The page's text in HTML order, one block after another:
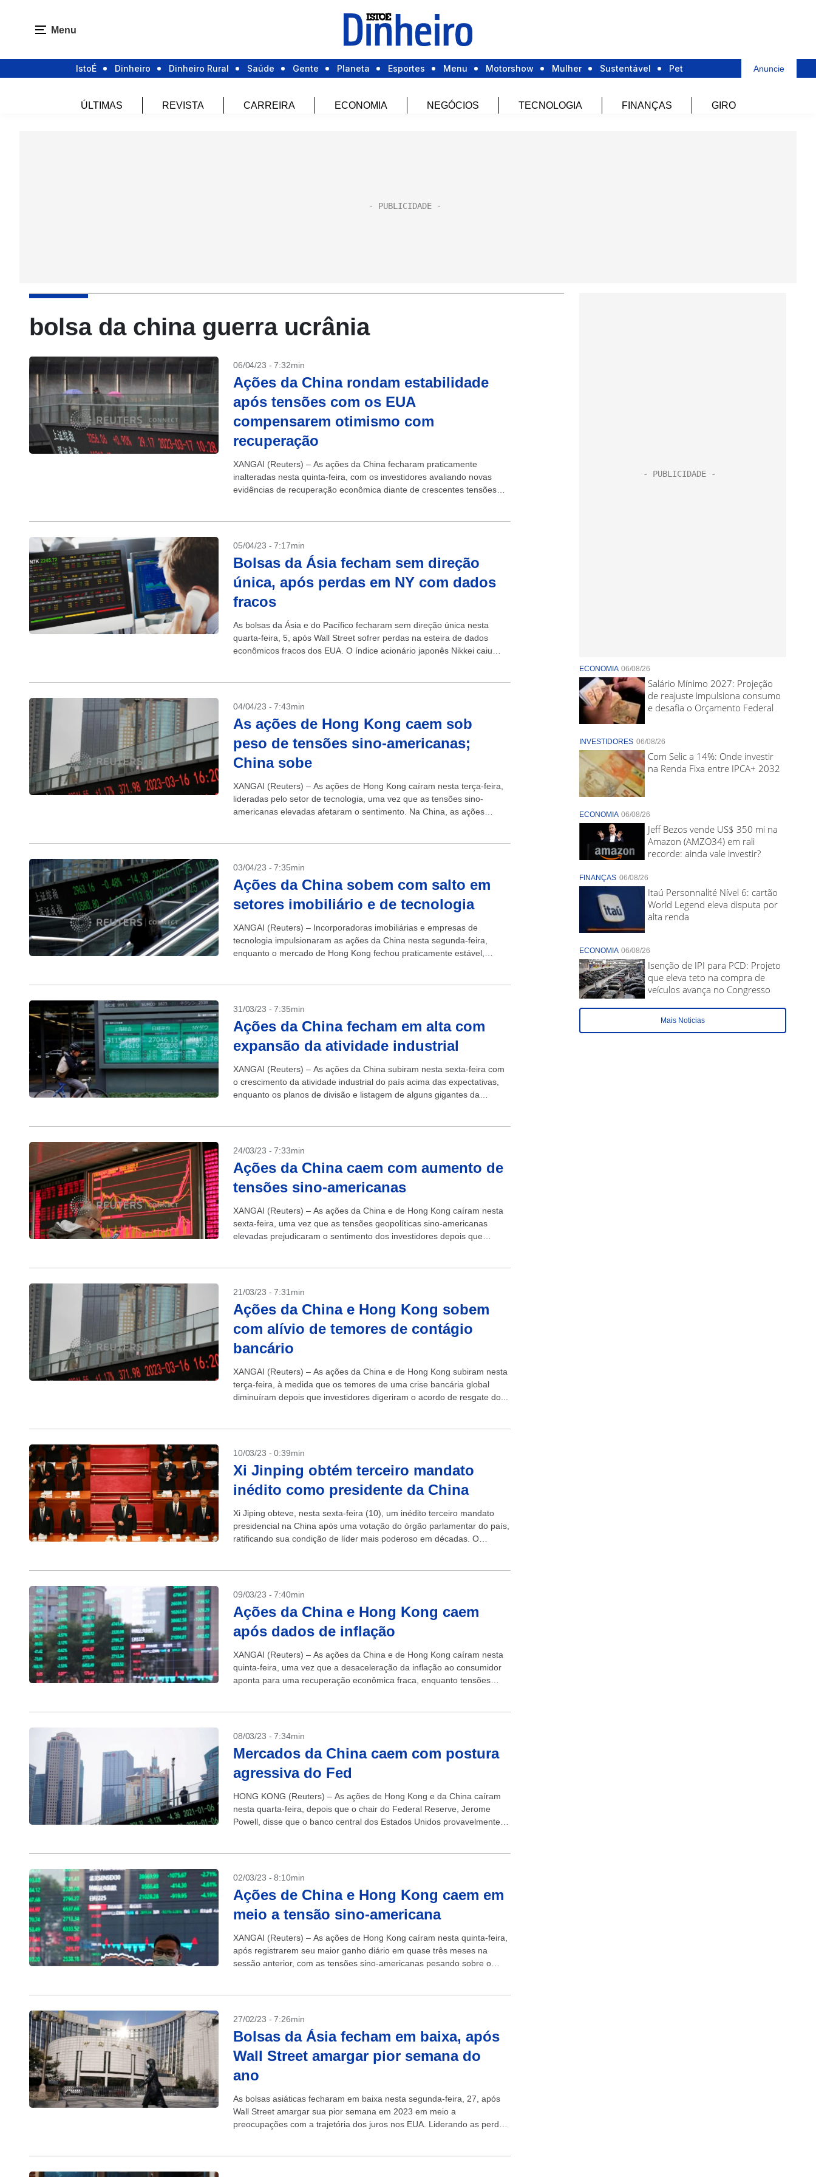
Menu
IstoÉ Dinheiro Dinheiro Rural Saúde Gente Planeta Esportes Menu Motorshow Mulher Sustentável Pet Anuncie
ÚLTIMAS REVISTA CARREIRA ECONOMIA NEGÓCIOS TECNOLOGIA FINANÇAS GIRO
bolsa da china guerra ucrânia
06/04/23 - 7:32min
Ações da China rondam estabilidade
após tensões com os EUA
compensarem otimismo com
recuperação
XANGAI (Reuters) – As ações da China fecharam praticamente
inalteradas nesta quinta-feira, com os investidores avaliando novas
evidências de recuperação econômica diante de crescentes tensões
05/04/23 - 7:17min
Bolsas da Ásia fecham sem direção
única, após perdas em NY com dados
fracos
As bolsas da Ásia e do Pacífico fecharam sem direção única nesta
quarta-feira, 5, após Wall Street sofrer perdas na esteira de dados
econômicos fracos dos EUA. O índice acionário japonês Nikkei caiu
04/04/23 - 7:43min
As ações de Hong Kong caem sob
peso de tensões sino-americanas;
China sobe
XANGAI (Reuters) – As ações de Hong Kong caíram nesta terça-feira,
lideradas pelo setor de tecnologia, uma vez que as tensões sino-
americanas elevadas afetaram o sentimento. Na China, as ações
03/04/23 - 7:35min
Ações da China sobem com salto em
setores imobiliário e de tecnologia
XANGAI (Reuters) – Incorporadoras imobiliárias e empresas de
tecnologia impulsionaram as ações da China nesta segunda-feira,
enquanto o mercado de Hong Kong fechou praticamente estável,
31/03/23 - 7:35min
Ações da China fecham em alta com
expansão da atividade industrial
XANGAI (Reuters) – As ações da China subiram nesta sexta-feira com
o crescimento da atividade industrial do país acima das expectativas,
enquanto os planos de divisão e listagem de alguns gigantes da
24/03/23 - 7:33min
Ações da China caem com aumento de
tensões sino-americanas
XANGAI (Reuters) – As ações da China e de Hong Kong caíram nesta
sexta-feira, uma vez que as tensões geopolíticas sino-americanas
elevadas prejudicaram o sentimento dos investidores depois que
21/03/23 - 7:31min
Ações da China e Hong Kong sobem
com alívio de temores de contágio
bancário
XANGAI (Reuters) – As ações da China e de Hong Kong subiram nesta
terça-feira, à medida que os temores de uma crise bancária global
diminuíram depois que investidores digeriram o acordo de resgate do...
10/03/23 - 0:39min
Xi Jinping obtém terceiro mandato
inédito como presidente da China
Xi Jiping obteve, nesta sexta-feira (10), um inédito terceiro mandato
presidencial na China após uma votação do órgão parlamentar do país,
ratificando sua condição de líder mais poderoso em décadas. O
09/03/23 - 7:40min
Ações da China e Hong Kong caem
após dados de inflação
XANGAI (Reuters) – As ações da China e de Hong Kong caíram nesta
quinta-feira, uma vez que a desaceleração da inflação ao consumidor
aponta para uma recuperação econômica fraca, enquanto tensões
08/03/23 - 7:34min
Mercados da China caem com postura
agressiva do Fed
HONG KONG (Reuters) – As ações de Hong Kong e da China caíram
nesta quarta-feira, depois que o chair do Federal Reserve, Jerome
Powell, disse que o banco central dos Estados Unidos provavelmente
02/03/23 - 8:10min
Ações de China e Hong Kong caem em
meio a tensão sino-americana
XANGAI (Reuters) – As ações de Hong Kong caíram nesta quinta-feira,
após registrarem seu maior ganho diário em quase três meses na
sessão anterior, com as tensões sino-americanas pesando sobre o
27/02/23 - 7:26min
Bolsas da Ásia fecham em baixa, após
Wall Street amargar pior semana do
ano
As bolsas asiáticas fecharam em baixa nesta segunda-feira, 27, após
Wall Street amargar sua pior semana em 2023 em meio a
preocupações com a trajetória dos juros nos EUA. Liderando as perdas
ECONOMIA 06/08/26
Salário Mínimo 2027: Projeção
de reajuste impulsiona consumo
e desafia o Orçamento Federal
INVESTIDORES 06/08/26
Com Selic a 14%: Onde investir
na Renda Fixa entre IPCA+ 2032
ECONOMIA 06/08/26
Jeff Bezos vende US$ 350 mi na
Amazon (AMZO34) em rali
recorde: ainda vale investir?
FINANÇAS 06/08/26
Itaú Personnalité Nível 6: cartão
World Legend eleva disputa por
alta renda
ECONOMIA 06/08/26
Isenção de IPI para PCD: Projeto
que eleva teto na compra de
veículos avança no Congresso
Mais Noticias